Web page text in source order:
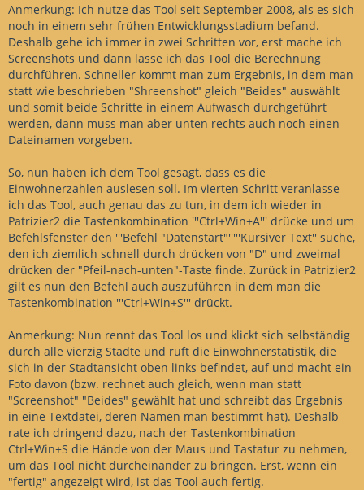
Anmerkung: Ich nutze das Tool seit September 2008, als es sich
noch in einem sehr frühen Entwicklungsstadium befand.
Deshalb gehe ich immer in zwei Schritten vor, erst mache ich
Screenshots und dann lasse ich das Tool die Berechnung
durchführen. Schneller kommt man zum Ergebnis, in dem man
statt wie beschrieben "Shreenshot" gleich "Beides" auswählt
und somit beide Schritte in einem Aufwasch durchgeführt
werden, dann muss man aber unten rechts auch noch einen
Dateinamen vorgeben.
So, nun haben ich dem Tool gesagt, dass es die
Einwohnerzahlen auslesen soll. Im vierten Schritt veranlasse
ich das Tool, auch genau das zu tun, in dem ich wieder in
Patrizier2 die Tastenkombination '''Ctrl+Win+A''' drücke und um
Befehlsfenster den '''Befehl "Datenstart"'''''Kursiver Text'' suche,
den ich ziemlich schnell durch drücken von "D" und zweimal
drücken der "Pfeil-nach-unten"-Taste finde. Zurück in Patrizier2
gilt es nun den Befehl auch auszuführen in dem man die
Tastenkombination '''Ctrl+Win+S''' drückt.
Anmerkung: Nun rennt das Tool los und klickt sich selbständig
durch alle vierzig Städte und ruft die Einwohnerstatistik, die
sich in der Stadtansicht oben links befindet, auf und macht ein
Foto davon (bzw. rechnet auch gleich, wenn man statt
"Screenshot" "Beides" gewählt hat und schreibt das Ergebnis
in eine Textdatei, deren Namen man bestimmt hat). Deshalb
rate ich dringend dazu, nach der Tastenkombination
Ctrl+Win+S die Hände von der Maus und Tastatur zu nehmen,
um das Tool nicht durcheinander zu bringen. Erst, wenn ein
"fertig" angezeigt wird, ist das Tool auch fertig.